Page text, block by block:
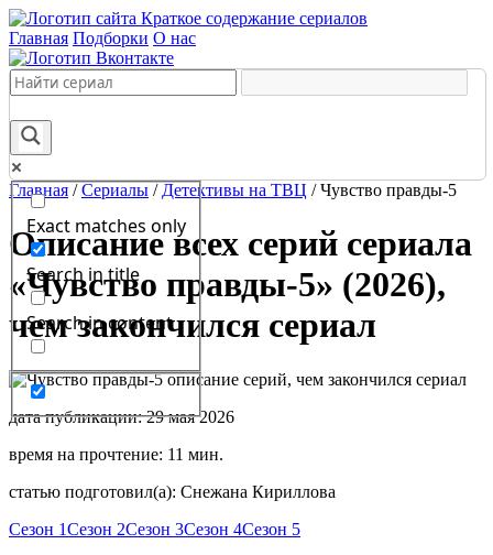
Краткое содержание сериалов
Главная Подборки О нас
Exact matches only
Search in title
Search in content
Главная /Сериалы / Детективы на ТВЦ /Чувство правды-5
Описание всех серий сериала
«Чувство правды-5» (2026),
чем закончился сериал
дата публикации: 29 мая 2026
время на прочтение: 11 мин.
статью подготовил(а): Снежана Кириллова
Сезон 1Сезон 2Сезон 3Сезон 4Сезон 5